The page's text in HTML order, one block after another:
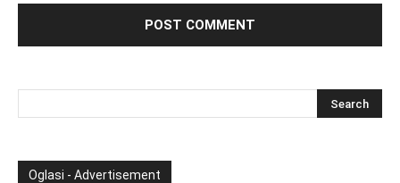
Oglasi - Advertisement